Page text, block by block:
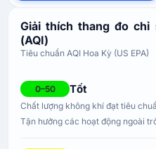
Giải thích thang đo
(AQI)
Tiêu chuẩn AQI Hoa Kỳ (US EPA)
0–50 Tốt
Chất lượng không khí đạt tiêu
Tận hưởng các hoạt động ngoài